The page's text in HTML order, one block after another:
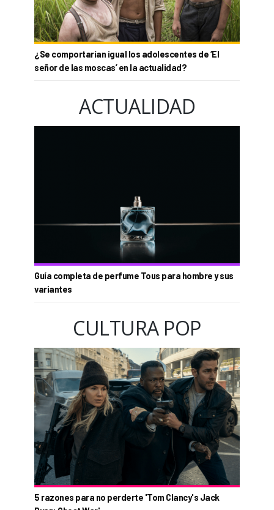
¿Se comportarían igual los adolescentes de ‘El
señor de las moscas’ en la actualidad?
ACTUALIDAD
Guía completa de perfume Tous para hombre y sus
variantes
CULTURA POP
5 razones para no perderte 'Tom Clancy's Jack